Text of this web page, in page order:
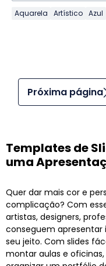
Aquarela Artístico Azul
Próxima página
Templates de
uma
Quer dar mais cor e
complicação? Com
artistas, designers,
conseguem apresentar
seu jeito. Com slides
montar aulas e